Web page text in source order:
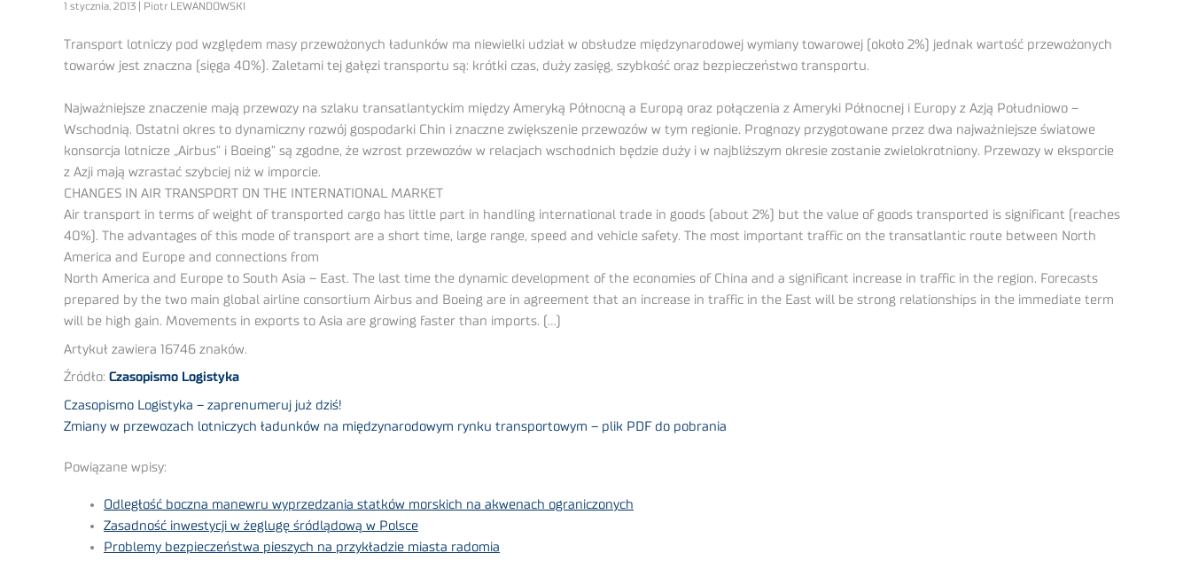
1 stycznia, 2013 | Piotr LEWANDOWSKI
Transport lotniczy pod względem masy przewożonych ładunków ma niewielki udział w obsłudze międzynarodowej wymiany towarowej (około 2%) jednak wartość przewożonych
towarów jest znaczna (sięga 40%). Zaletami tej gałęzi transportu są: krótki czas, duży zasięg, szybkość oraz bezpieczeństwo transportu.
Najważniejsze znaczenie mają przewozy na szlaku transatlantyckim między Ameryką Północną a Europą oraz połączenia z Ameryki Północnej i Europy z Azją Południowo –
Wschodnią. Ostatni okres to dynamiczny rozwój gospodarki Chin i znaczne zwiększenie przewozów w tym regionie. Prognozy przygotowane przez dwa najważniejsze światowe
konsorcja lotnicze „Airbus” i Boeing” są zgodne, że wzrost przewozów w relacjach wschodnich będzie duży i w najbliższym okresie zostanie zwielokrotniony. Przewozy w eksporcie
z Azji mają wzrastać szybciej niż w imporcie.
CHANGES IN AIR TRANSPORT ON THE INTERNATIONAL MARKET
Air transport in terms of weight of transported cargo has little part in handling international trade in goods (about 2%) but the value of goods transported is significant (reaches
40%). The advantages of this mode of transport are a short time, large range, speed and vehicle safety. The most important traffic on the transatlantic route between North
America and Europe and connections from
North America and Europe to South Asia – East. The last time the dynamic development of the economies of China and a significant increase in traffic in the region. Forecasts
prepared by the two main global airline consortium Airbus and Boeing are in agreement that an increase in traffic in the East will be strong relationships in the immediate term
will be high gain. Movements in exports to Asia are growing faster than imports. (…)
Artykuł zawiera 16746 znaków.
Źródło: Czasopismo Logistyka
Czasopismo Logistyka – zaprenumeruj już dziś!
Zmiany w przewozach lotniczych ładunków na międzynarodowym rynku transportowym – plik PDF do pobrania
Powiązane wpisy:
Odległość boczna manewru wyprzedzania statków morskich na akwenach ograniczonych
Zasadność inwestycji w żeglugę śródlądową w Polsce
Problemy bezpieczeństwa pieszych na przykładzie miasta radomia